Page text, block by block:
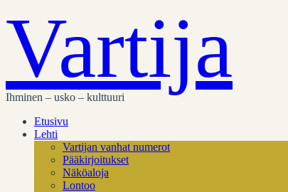
Vartija
Ihminen – usko – kulttuuri
Etusivu
Lehti
Vartijan vanhat numerot
Pääkirjoitukset
Näköaloja
Lontoo